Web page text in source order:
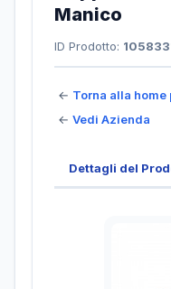
Manico
ID Prodotto:
← Torna alla home
← Vedi Azienda
Dettagli del